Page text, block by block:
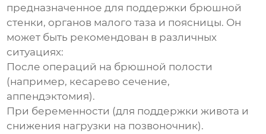
предназначенное для поддержки брюшной
стенки, органов малого таза и поясницы. Он
может быть рекомендован в различных
ситуациях:
После операций на брюшной полости
(например, кесарево сечение,
аппендэктомия).
При беременности (для поддержки живота и
снижения нагрузки на позвоночник).